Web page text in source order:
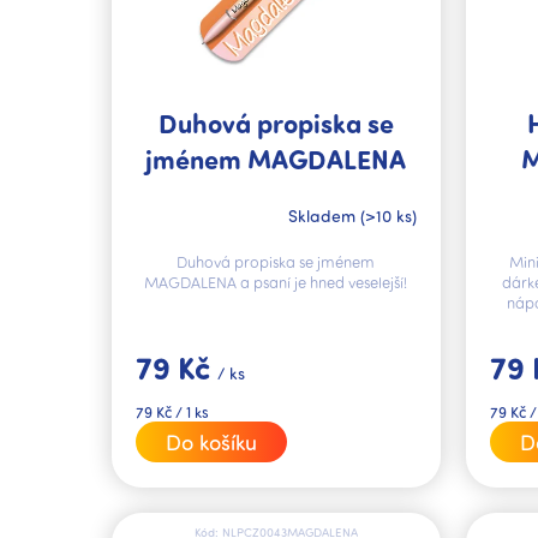
Duhová propiska se
jménem MAGDALENA
Skladem (>10 ks)
79 Kč / ks
Měrná
cena:
79 Kč / 1 ks
Do košíku
Duhová propiska se jménem
MAGDALENA a psaní je hned veselejší!
79
Měrná
cena:
79 Kč /
Kód: NLPCZ0043MAGDALENA